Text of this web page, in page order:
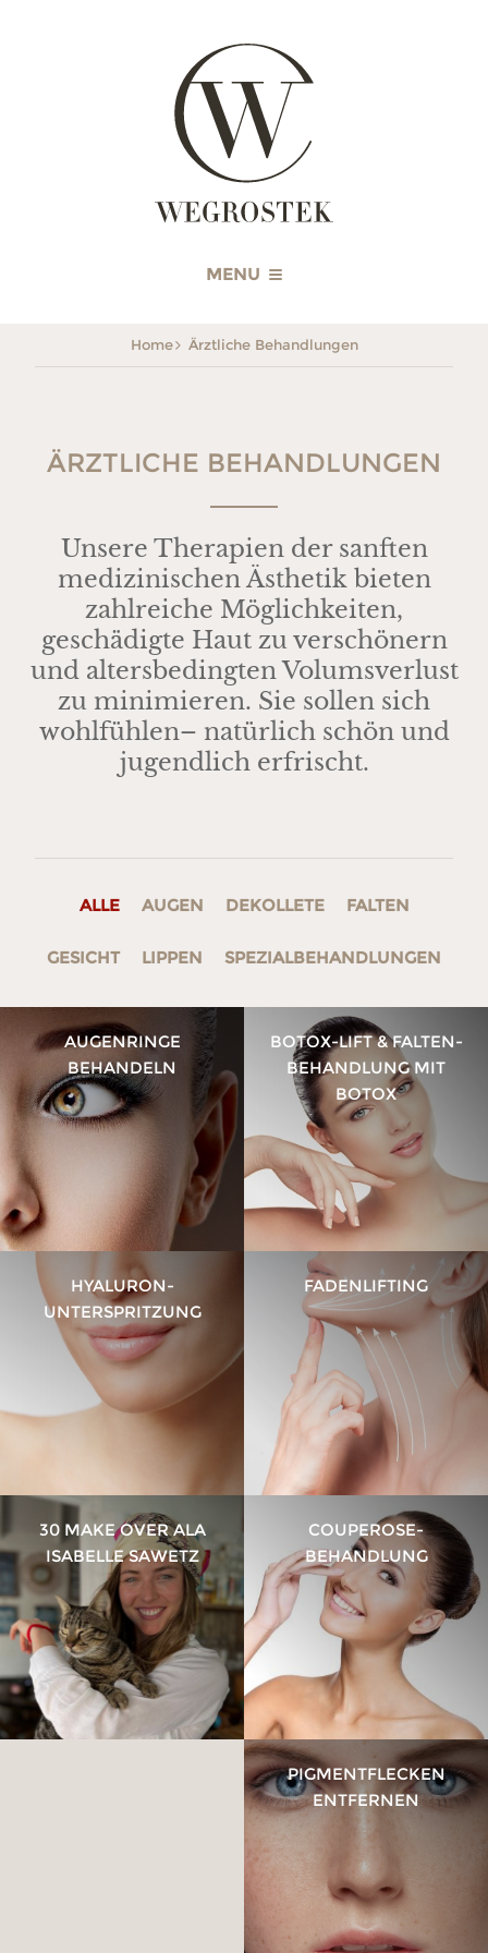
WEGROSTEK
MENU
Home Ärztliche Behandlungen
ÄRZTLICHE BEHANDLUNGEN
Unsere Therapien der sanften
medizinischen Ästhetik bieten
zahlreiche Möglichkeiten,
geschädigte Haut zu verschönern
und altersbedingten Volumsverlust
zu minimieren. Sie sollen sich
wohlfühlen– natürlich schön und
jugendlich erfrischt.
ALLE AUGEN DEKOLLETE FALTEN
GESICHT LIPPEN SPEZIALBEHANDLUNGEN
AUGENRINGE
BEHANDELN
BOTOX-LIFT & FALTEN­
BEHANDLUNG MIT
BOTOX
HYALURON-
UNTERSPRITZUNG
FADENLIFTING
30 MAKE OVER ALA
ISABELLE SAWETZ
COUPEROSE-
BEHANDLUNG
PIGMENTFLECKEN
ENTFERNEN